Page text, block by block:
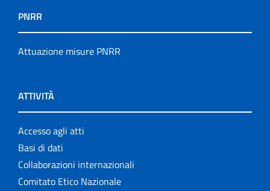
PNRR
Attuazione misure PNRR
ATTIVITÀ
Accesso agli atti
Basi di dati
Collaborazioni internazionali
Comitato Etico Nazionale